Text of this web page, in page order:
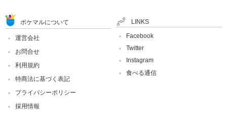
ポケマルについて
運営会社
お問合せ
利用規約
特商法に基づく表記
プライバシーポリシー
採用情報
LINKS
Facebook
Twitter
Instagram
食べる通信